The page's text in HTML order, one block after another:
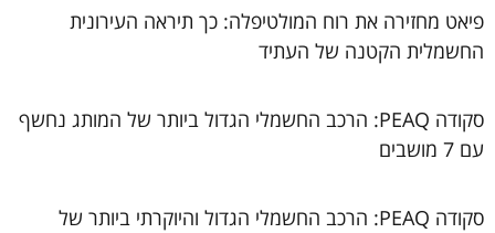
פיאט מחזירה את רוח המולטיפלה: כך תיראה העירונית
החשמלית הקטנה של העתיד
סקודה PEAQ: הרכב החשמלי הגדול ביותר של המותג נחשף
עם 7 מושבים
סקודה PEAQ: הרכב החשמלי הגדול והיוקרתי ביותר של